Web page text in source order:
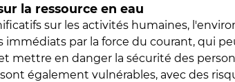
la ressource en eau
sur les activités humaines,
immédiats par la force du courant, qui
mettre en danger la sécurité des
également vulnérables, avec des